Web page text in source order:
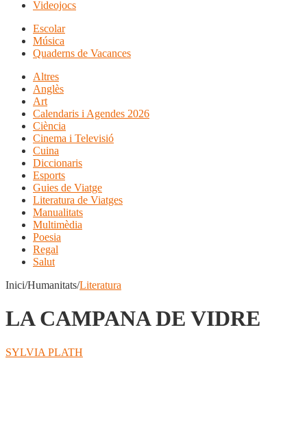
Videojocs
Escolar
Música
Quaderns de Vacances
Altres
Anglès
Art
Calendaris i Agendes 2026
Ciència
Cinema i Televisió
Cuina
Diccionaris
Esports
Guies de Viatge
Literatura de Viatges
Manualitats
Multimèdia
Poesia
Regal
Salut
Inici/Humanitats/Literatura
LA CAMPANA DE VIDRE
SYLVIA PLATH